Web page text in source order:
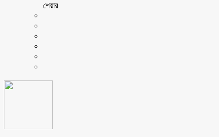
শেয়ার